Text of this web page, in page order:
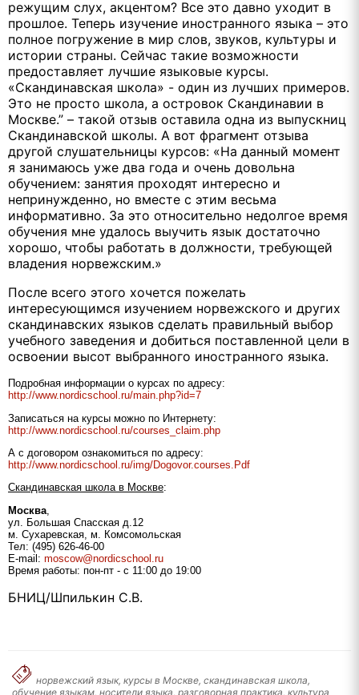
режущим слух, акцентом? Все это давно уходит в
прошлое. Теперь изучение иностранного языка – это
полное погружение в мир слов, звуков, культуры и
истории страны. Сейчас такие возможности
предоставляет лучшие языковые курсы.
«Скандинавская школа» - один из лучших примеров.
Это не просто школа, а островок Скандинавии в
Москве.” – такой отзыв оставила одна из выпускниц
Скандинавской школы. А вот фрагмент отзыва
другой слушательницы курсов: «На данный момент
я занимаюсь уже два года и очень довольна
обучением: занятия проходят интересно и
непринужденно, но вместе с этим весьма
информативно. За это относительно недолгое время
обучения мне удалось выучить язык достаточно
хорошо, чтобы работать в должности, требующей
владения норвежским.»
После всего этого хочется пожелать
интересующимся изучением норвежского и других
скандинавских языков сделать правильный выбор
учебного заведения и добиться поставленной цели в
освоении высот выбранного иностранного языка.
Подробная информации о курсах по адресу:
http://www.nordicschool.ru/main.php?id=7
Записаться на курсы можно по Интернету:
http://www.nordicschool.ru/courses_claim.php
А с договором ознакомиться по адресу:
http://www.nordicschool.ru/img/Dogovor.courses.Pdf
Cкандинавская школа в Москве:
Москва
ул. Большая Спасская д.12
м. Сухаревская, м. Комсомольская
Тел: (495) 626-46-00
E-mail: moscow@nordicschool ru
Время работы: пон-пт - с 11:00 до 19:00
БНИЦ/Шпилькин С.В.
норвежский язык, курсы в Москве, скандинавская школа,
обучение языкам, носители языка, разговорная практика, культура